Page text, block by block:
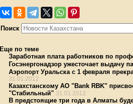
Поиск
Еще по теме
Заработная плата работников по
Госэнергонадзор ужесточает выдачу
Аэропорт Уральска с 1 февраля
31.01.2012
Казахстанскому АО "Bank RBK"
"Стабильный" 31.01.2012
В предстоящие три года в Алматы